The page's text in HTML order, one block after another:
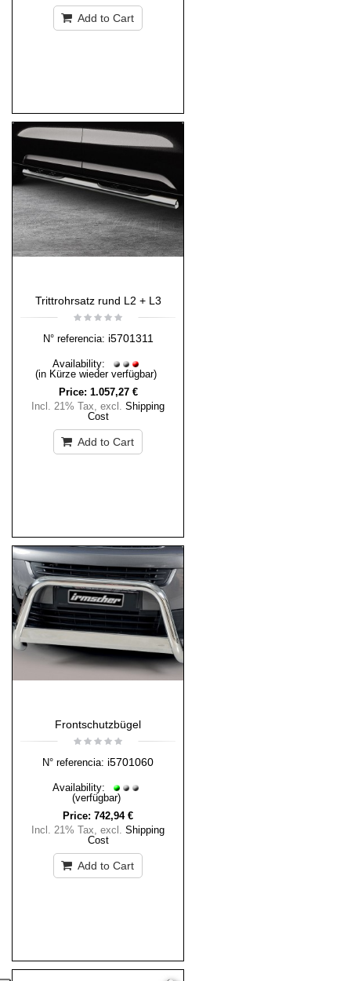
Add to Cart
Trittrohrsatz rund L2 + L3
N° referencia: i5701311
Availability:
(in Kürze wieder verfügbar)
Price: 1.057,27 €
Incl. 21% Tax, excl. Shipping
Cost
Add to Cart
Frontschutzbügel
N° referencia: i5701060
Availability:
(verfügbar)
Price: 742,94 €
Incl. 21% Tax, excl. Shipping
Cost
Add to Cart